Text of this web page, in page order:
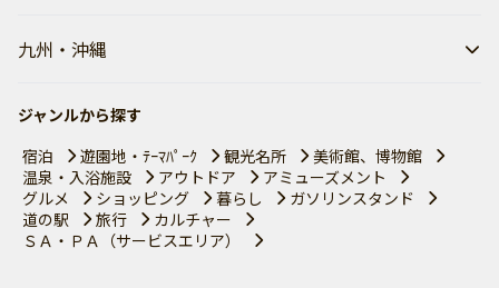
九州・沖縄
ジャンルから探す
宿泊
遊園地・ﾃｰﾏﾊﾟｰｸ 観光名所
美術館、博物館
温泉・入浴施設
アウトドア
アミューズメント
グルメ
ショッピング 暮らし
ガソリンスタンド
道の駅
旅行
カルチャー
ＳＡ・ＰＡ（サービスエリア）